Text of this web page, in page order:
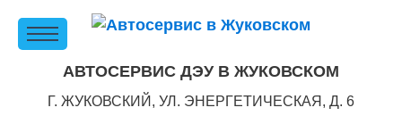
АВТОСЕРВИС ДЭУ В ЖУКОВСКОМ
Г. ЖУКОВСКИЙ, УЛ. ЭНЕРГЕТИЧЕСКАЯ, Д. 6